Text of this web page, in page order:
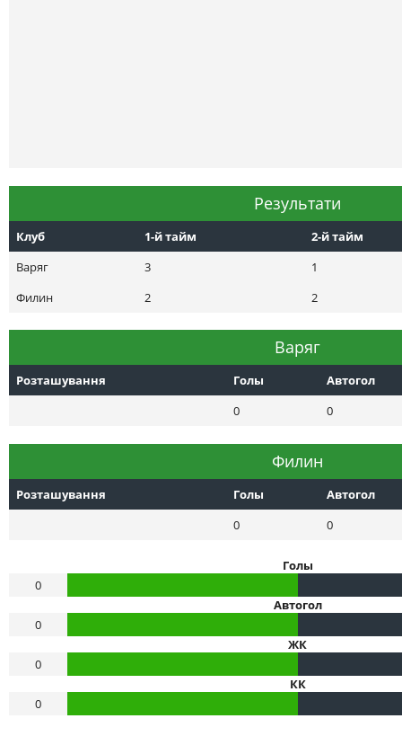
Результати
Клуб 1-й тайм
2-й тайм
Варяг
3
1
Филин
2 2
Варяг
Розташування Голы
Автогол
0
0
Филин
Розташування Голы
Автогол
0
0
Голы
0
Автогол
0
ЖК
0
КК
0